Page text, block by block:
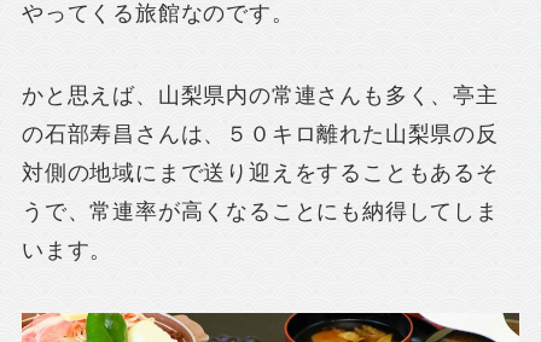
やってくる旅館なのです。
かと思えば、山梨県内の常連さんも多く、亭主
の石部寿昌さんは、５０キロ離れた山梨県の反
対側の地域にまで送り迎えをすることもあるそ
うで、常連率が高くなることにも納得してしま
います。